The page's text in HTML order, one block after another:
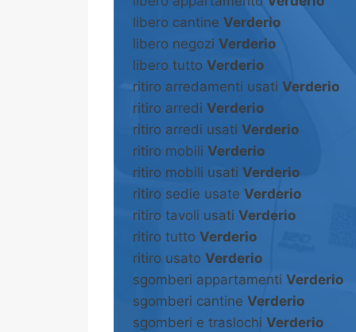
libero cantine Verderio
libero negozi Verderio
libero tutto Verderio
ritiro arredamenti usati Verderio
ritiro arredi Verderio
ritiro arredi usati Verderio
ritiro mobili Verderio
ritiro mobili usati Verderio
ritiro sedie usate Verderio
ritiro tavoli usati Verderio
ritiro tutto Verderio
ritiro usato Verderio
sgomberi appartamenti Verderio
sgomberi cantine Verderio
sgomberi e traslochi Verderio